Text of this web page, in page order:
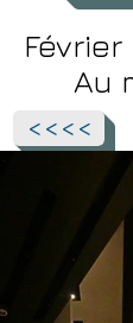
Février
Au
<<<<